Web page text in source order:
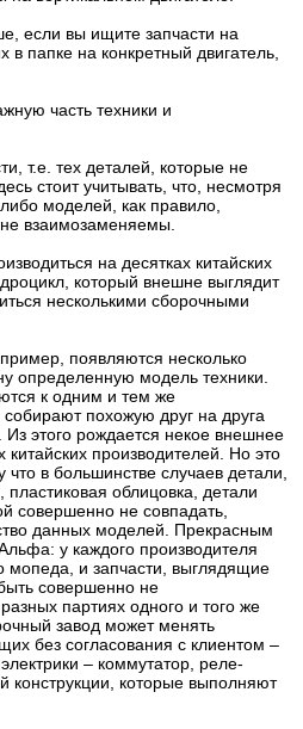
если вы ищите запчасти на
в папке на конкретный двигатель,
часть техники и
т.е. тех деталей, которые не
стоит учитывать, что, несмотря
моделей, как правило,
взаимозаменяемы.
на десятках китайских
который внешне выглядит
несколькими сборочными
появляются несколько
определенную модель техники.
к одним и тем же
похожую друг на друга
Из этого рождается некое внешнее
производителей. Но это
в большинстве случаев детали,
облицовка, детали
совершенно не совпадать,
данных моделей. Прекрасным
у каждого производителя
мопеда, и запчасти, выглядящие
совершенно не
партиях одного и того же
завод может менять
без согласования с клиентом –
– коммутатор, реле-
конструкции, которые выполняют